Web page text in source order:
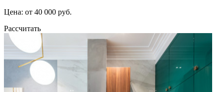
Цена: от 40 000 руб.
Рассчитать